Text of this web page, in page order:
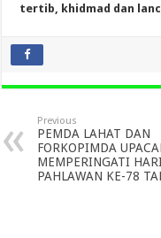
tertib, khidmad dan
Previous
PEMDA LAHAT DAN
FORKOPIMDA
MEMPERINGATI
PAHLAWAN KE-78